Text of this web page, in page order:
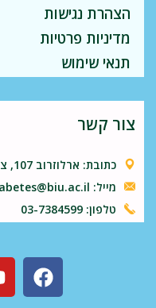
הצהרת נגישות
מדיניות פרטיות
תנאי שימוש
צור קשר
כתובת: ארלוזרוב 107, צפת
מייל: medicine.diabetes@biu.ac.il
טלפון: 03-7384599